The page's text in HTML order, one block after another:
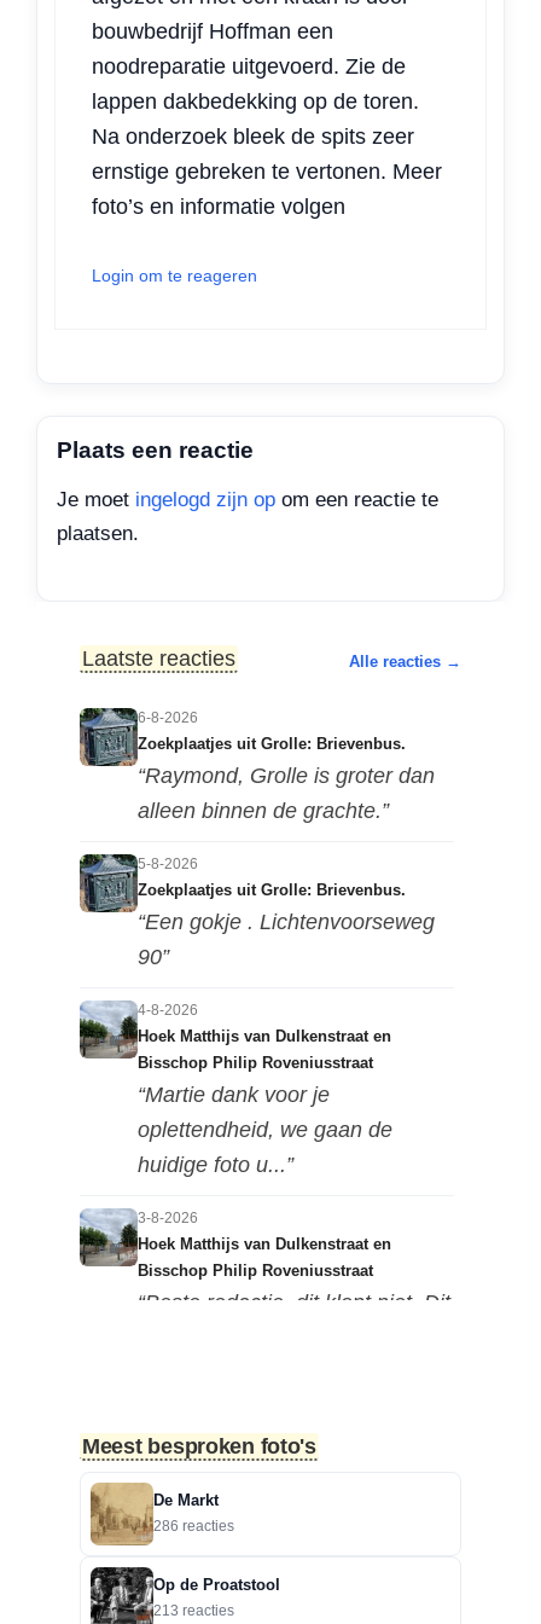
bouwbedrijf Hoffman een
noodreparatie uitgevoerd. Zie de
lappen dakbedekking op de toren.
Na onderzoek bleek de spits zeer
ernstige gebreken te vertonen. Meer
foto’s en informatie volgen
Login om te reageren
Plaats een reactie
Je moet ingelogd zijn op om een reactie te
plaatsen.
Laatste reacties Alle reacties →
6-8-2026
Zoekplaatjes uit Grolle: Brievenbus.
“Raymond, Grolle is groter dan
alleen binnen de grachte.”
5-8-2026
Zoekplaatjes uit Grolle: Brievenbus.
“Een gokje . Lichtenvoorseweg
90”
4-8-2026
Hoek Matthijs van Dulkenstraat en
Bisschop Philip Roveniusstraat
“Martie dank voor je
oplettendheid, we gaan de
huidige foto u...”
3-8-2026
Hoek Matthijs van Dulkenstraat en
Bisschop Philip Roveniusstraat
“Beste redactie, dit klopt niet. Dit
Bisschop Philip Roveniusstraat
rechter foto De Hoeksteen.”
3-8-2026
Treurbeuk op de Halve Maan
Meest besproken foto's
De Markt
286 reacties
Op de Proatstool
213 reacties